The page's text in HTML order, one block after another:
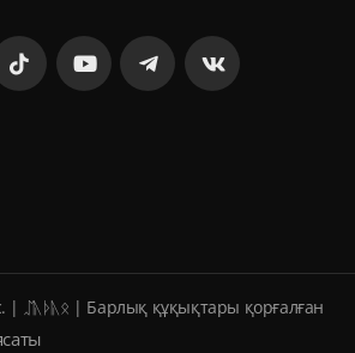
| ᛢᚣᚦᚣᛟ | Барлық құқықтары қорғалған